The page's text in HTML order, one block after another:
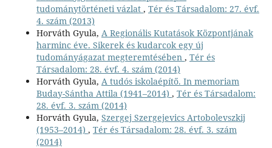
tudománytörténeti vázlat , Tér és Társadalom: 27. évf.
4. szám (2013)
Horváth Gyula, A Regionális Kutatások Központjának
harminc éve. Sikerek és kudarcok egy új
tudományágazat megteremtésében , Tér és
Társadalom: 28. évf. 4. szám (2014)
Horváth Gyula, A tudós iskolaépítő. In memoriam
Buday-Sántha Attila (1941–2014) , Tér és Társadalom:
28. évf. 3. szám (2014)
Horváth Gyula, Szergej Szergejevics Artobolevszkij
(1953–2014) , Tér és Társadalom: 28. évf. 3. szám
(2014)